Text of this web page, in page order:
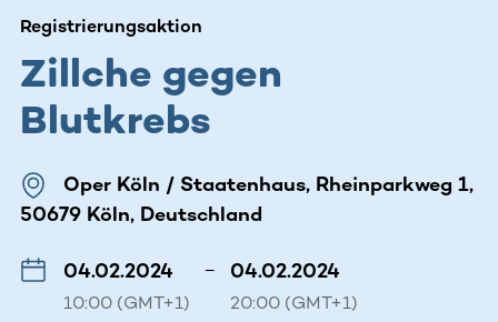
Registrierungsaktion
Zillche gegen
Blutkrebs
Oper Köln / Staatenhaus, Rheinparkweg 1,
50679 Köln, Deutschland
04.02.2024
10:00 (GMT+1)
– 04.02.2024
20:00 (GMT+1)